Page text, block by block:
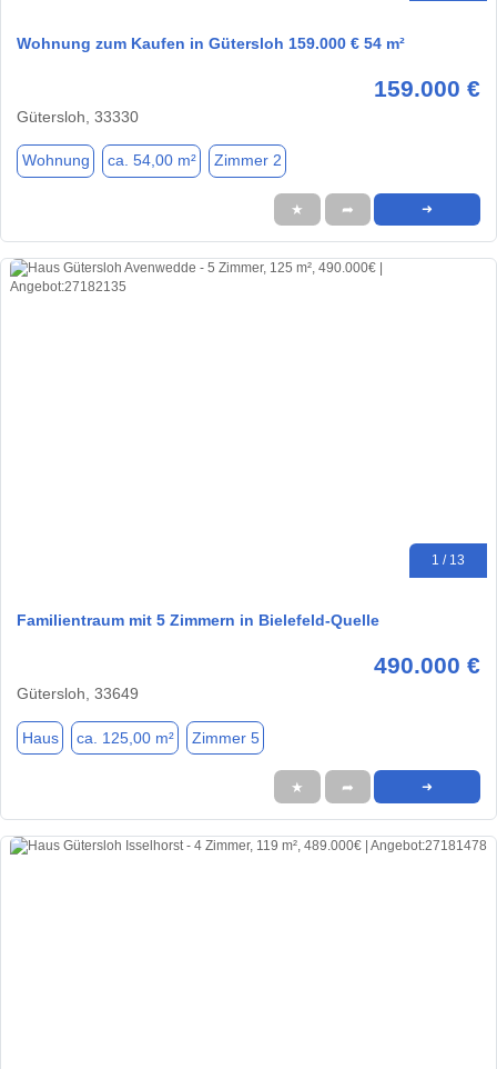
Wohnung zum Kaufen in Gütersloh 159.000 € 54 m²
159.000 €
Gütersloh, 33330
Wohnung ca. 54,00 m² Zimmer 2
★ ➦ ➜
1 / 13
Familientraum mit 5 Zimmern in Bielefeld-Quelle
490.000 €
Gütersloh, 33649
Haus ca. 125,00 m² Zimmer 5
★ ➦ ➜